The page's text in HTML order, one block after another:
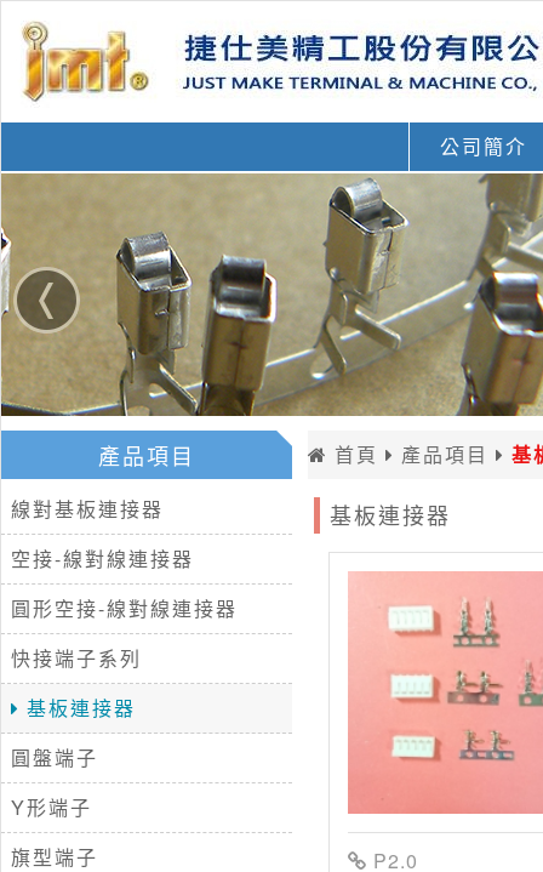
公司簡介
產品項目
線對基板連接器
空接-線對線連接器
圓形空接-線對線連接器
快接端子系列
基板連接器
圓盤端子
Y形端子
旗型端子
首頁 產品項目 基
基板連接器
P2.0